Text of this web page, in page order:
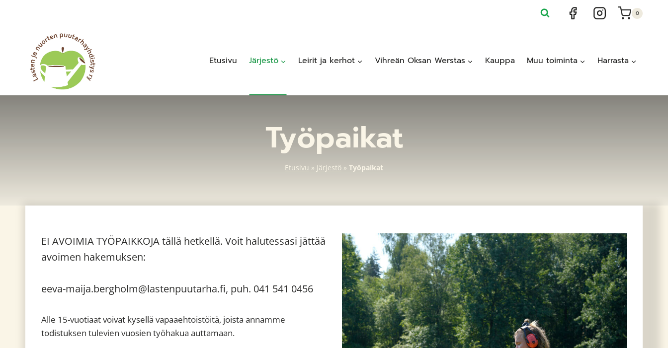
0
Etusivu Järjestö Leirit ja kerhot Vihreän Oksan Werstas Kauppa Muu toiminta Harrasta
Työpaikat
Etusivu » Järjestö » Työpaikat
EI AVOIMIA TYÖPAIKKOJA tällä hetkellä. Voit halutessasi jättää
avoimen hakemuksen:
eeva-maija.bergholm@lastenpuutarha.fi, puh. 041 541 0456
Alle 15-vuotiaat voivat kysellä vapaaehtoistöitä, joista annamme
todistuksen tulevien vuosien työhakua auttamaan.